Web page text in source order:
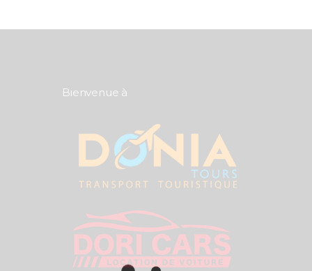
Bienvenue à